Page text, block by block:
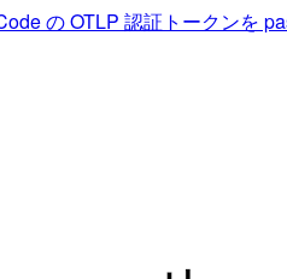
の OTLP 認証トークンを